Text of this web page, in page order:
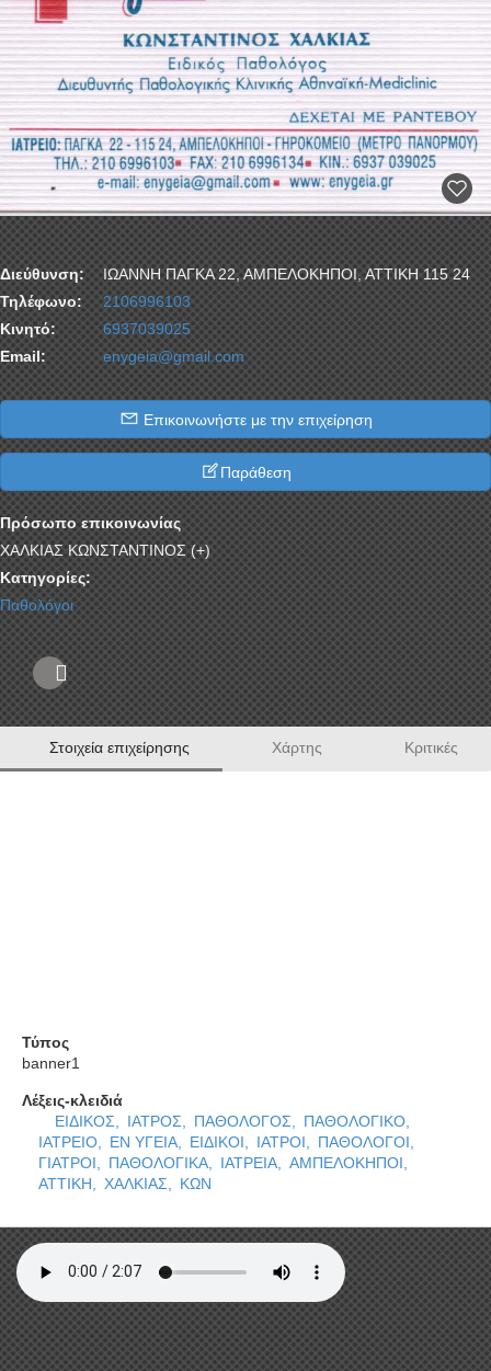
Διεύθυνση:
ΙΩΑΝΝΗ ΠΑΓΚΑ 22, ΑΜΠΕΛΟΚΗΠΟΙ, ΑΤΤΙΚΗ 115 24
Τηλέφωνο:
2106996103
Κινητό:
6937039025
Email:
enygeia@gmail.com
Επικοινωνήστε με την επιχείρηση
Παράθεση
Πρόσωπο επικοινωνίας
ΧΑΛΚΙΑΣ ΚΩΝΣΤΑΝΤΙΝΟΣ (+)
Κατηγορίες:
Παθολόγοι
Στοιχεία επιχείρησης Χάρτης Κριτικές
Τύπος
banner1
Λέξεις-κλειδιά
ΕΙΔΙΚΟΣ,
ΙΑΤΡΟΣ, ΠΑΘΟΛΟΓΟΣ,
ΠΑΘΟΛΟΓΙΚΟ,
ΙΑΤΡΕΙΟ,
ΕΝ ΥΓΕΙΑ, ΕΙΔΙΚΟΙ, ΙΑΤΡΟΙ,
ΠΑΘΟΛΟΓΟΙ,
ΓΙΑΤΡΟΙ,
ΠΑΘΟΛΟΓΙΚΑ, ΙΑΤΡΕΙΑ,
ΑΜΠΕΛΟΚΗΠΟΙ,
ΑΤΤΙΚΗ,
ΧΑΛΚΙΑΣ, ΚΩΝ